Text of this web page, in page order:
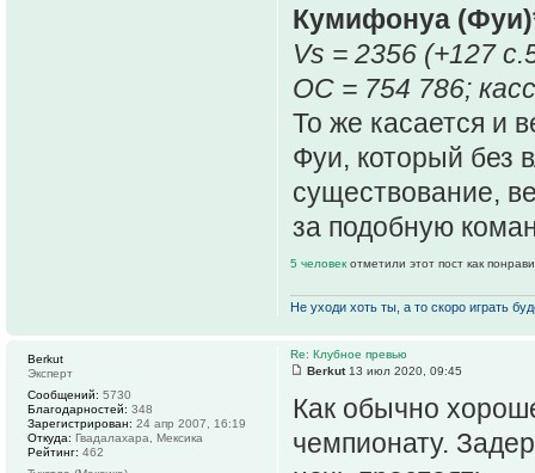
Кумифонуа
Vs = 2356 (+127
ОС = 754 786;
То же касается и
Фуи, который без
существование,
за подобную
5 человекотметили этот пост как
Не уходи хоть ты, а то скоро играть
Re: Клубное превью
Berkut13 июл 2020, 09:45
Как обычно
чемпионату.
Berkut
Эксперт
Сообщений: 5730
Благодарностей: 348
Зарегистрирован: 24 апр 2007, 16:19
Откуда: Гвадалахара, Мексика
Рейтинг: 462